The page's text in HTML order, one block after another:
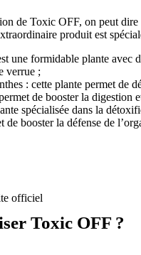
de Toxic OFF, on peut dire
produit est
une formidable plante avec
verrue ;
: cette plante permet de
de booster la digestion
spécialisée dans la
de booster la défense de
officiel
Toxic OFF ?